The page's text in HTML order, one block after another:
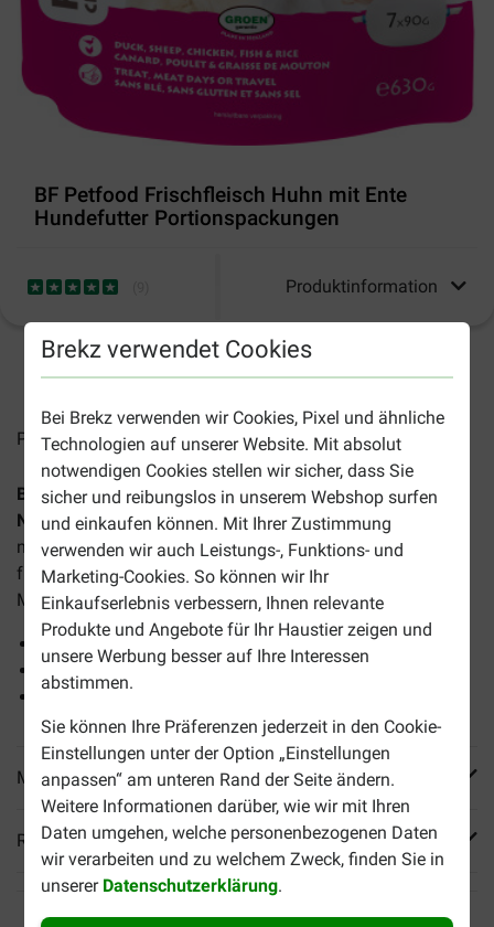
Brekz verwendet Cookies
Bei Brekz verwenden wir Cookies, Pixel und ähnliche
Technologien auf unserer Website. Mit absolut
notwendigen Cookies stellen wir sicher, dass Sie
sicher und reibungslos in unserem Webshop surfen
und einkaufen können. Mit Ihrer Zustimmung
verwenden wir auch Leistungs-, Funktions- und
Marketing-Cookies. So können wir Ihr
Einkaufserlebnis verbessern, Ihnen relevante
Produkte und Angebote für Ihr Haustier zeigen und
unsere Werbung besser auf Ihre Interessen
abstimmen.
Sie können Ihre Präferenzen jederzeit in den Cookie-
Einstellungen unter der Option „Einstellungen
anpassen“ am unteren Rand der Seite ändern.
Weitere Informationen darüber, wie wir mit Ihren
Daten umgehen, welche personenbezogenen Daten
wir verarbeiten und zu welchem Zweck, finden Sie in
unserer Datenschutzerklärung.
BF Petfood Frischfleisch Huhn mit Ente
Hundefutter Portionspackungen
Produktinformation
Preise inkl. MwSt zzgl.Versandkosten
BF Petfood Frischfleisch Huhn mit Ente Hunde-
Nassfutterist ein natürliches, vollständiges und
nachhaltige Nassfutter auf Basis von frischem Fleisch,
frischem Fisch, Reis, natürlichen Kräutern, Vitaminen und
Mineralien.
Reich an Hühnchen- und Entenfleisch
Für jeden Hund geeignet
Mehr Produktinfos
Reviews